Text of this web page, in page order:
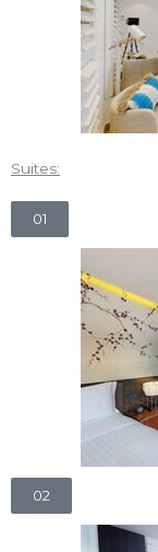
Suites:
01
02